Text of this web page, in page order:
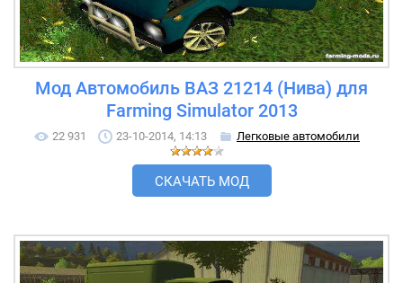
Мод Автомобиль ВАЗ 21214 (Нива) для
Farming Simulator 2013
22 931 23-10-2014, 14:13 Легковые автомобили
СКАЧАТЬ МОД